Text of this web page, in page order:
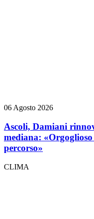
06 Agosto 2026
Ascoli, Damiani
mediana:
percorso»
CLIMA